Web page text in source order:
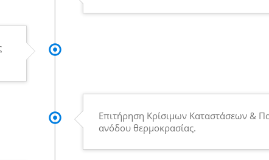
Επιτήρηση Κρίσιμων Καταστάσεων &
ανόδου θερμοκρασίας.